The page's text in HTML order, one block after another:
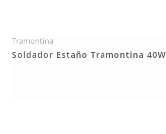
Más Detalles
Tramontina
Soldador Estaño Tramontina 40W